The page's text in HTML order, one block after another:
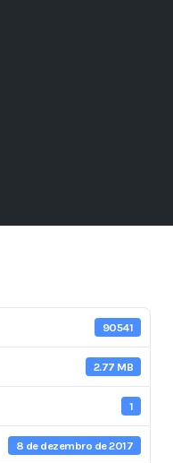
90541
2.77 MB
1
8 de dezembro de 2017